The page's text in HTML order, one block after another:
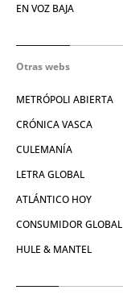
EN VOZ BAJA
Otras webs
METRÓPOLI ABIERTA
CRÓNICA VASCA
CULEMANÍA
LETRA GLOBAL
ATLÁNTICO HOY
CONSUMIDOR GLOBAL
HULE & MANTEL